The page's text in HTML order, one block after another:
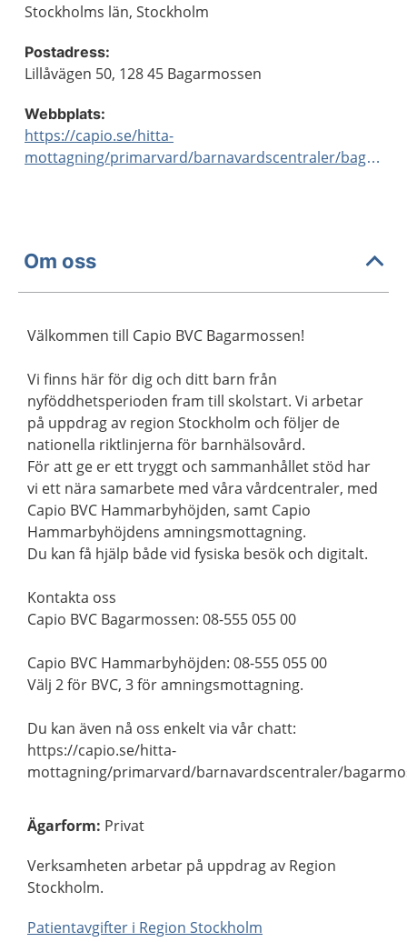
Stockholms län, Stockholm
Postadress:
Lillåvägen 50, 128 45 Bagarmossen
Webbplats:
https://capio.se/hitta-
mottagning/primarvard/barnavardscentraler/bagarmossen/
Om oss
Välkommen till Capio BVC Bagarmossen!
Vi finns här för dig och ditt barn från
nyföddhetsperioden fram till skolstart. Vi arbetar
på uppdrag av region Stockholm och följer de
nationella riktlinjerna för barnhälsovård.
För att ge er ett tryggt och sammanhållet stöd har
vi ett nära samarbete med våra vårdcentraler, med
Capio BVC Hammarbyhöjden, samt Capio
Hammarbyhöjdens amningsmottagning.
Du kan få hjälp både vid fysiska besök och digitalt.
Kontakta oss
Capio BVC Bagarmossen: 08-555 055 00
Capio BVC Hammarbyhöjden: 08-555 055 00
Välj 2 för BVC, 3 för amningsmottagning.
Du kan även nå oss enkelt via vår chatt:
https://capio.se/hitta-
mottagning/primarvard/barnavardscentraler/
Ägarform: Privat
Verksamheten arbetar på uppdrag av Region
Stockholm.
Patientavgifter i Region Stockholm